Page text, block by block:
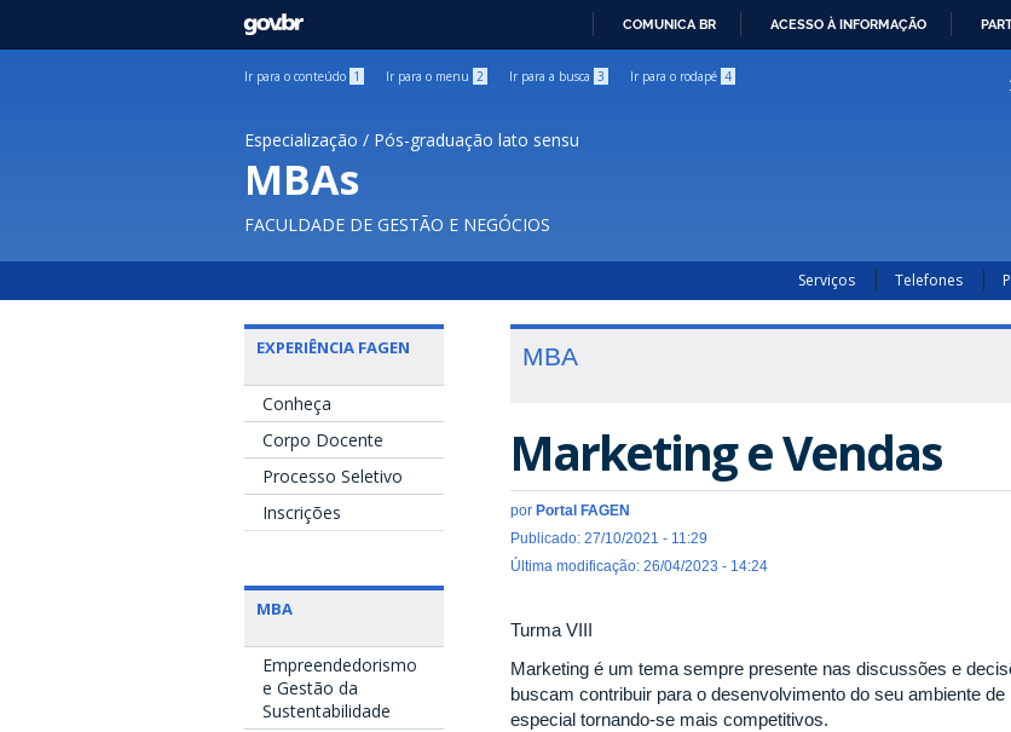
GOVBR
COMUNICA BR ACESSO À INFORMAÇÃO
Ir para o conteúdo 1 Ir para o menu 2 Ir para a busca 3 Ir para o rodapé 4
Especialização / Pós-graduação lato sensu
MBAs
FACULDADE DE GESTÃO E NEGÓCIOS
Serviços Telefones
EXPERIÊNCIA FAGEN
Conheça
Corpo Docente
Processo Seletivo
Inscrições
MBA
Empreendedorismo
e Gestão da
Sustentabilidade
MBA
Marketing e Vendas
por Portal FAGEN
Publicado: 27/10/2021 - 11:29
Última modificação: 26/04/2023 - 14:24
Turma VIII
Marketing é um tema sempre presente nas discussões e
buscam contribuir para o desenvolvimento do seu ambiente
especial tornando-se mais competitivos.